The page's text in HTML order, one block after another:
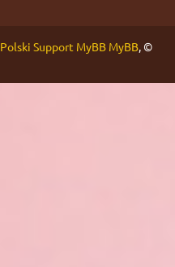
Polski Support MyBB MyBB, ©